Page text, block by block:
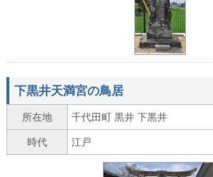
下黒井天満宮の鳥居
所在地 千代田町 黒井 下黒井
時代 江戸